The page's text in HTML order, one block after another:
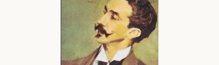
Langues étrangères